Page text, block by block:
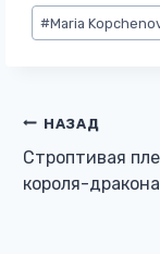
Метки
записи:
#Maria
по
НАЗАД
Строптивая
короля-дракона